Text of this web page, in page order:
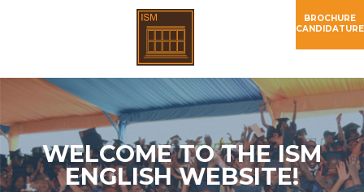
WELCOME TO THE ISM
ENGLISH WEBSITE!
BROCHURE
CANDIDATURE